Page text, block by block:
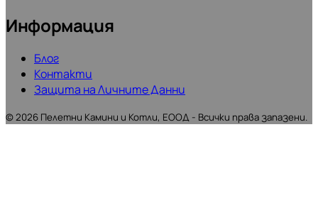
Информация
Блог
Контакти
Защита на Личните Данни
©2026 Пелетни Камини и Котли, ЕООД - Всички права запазени.